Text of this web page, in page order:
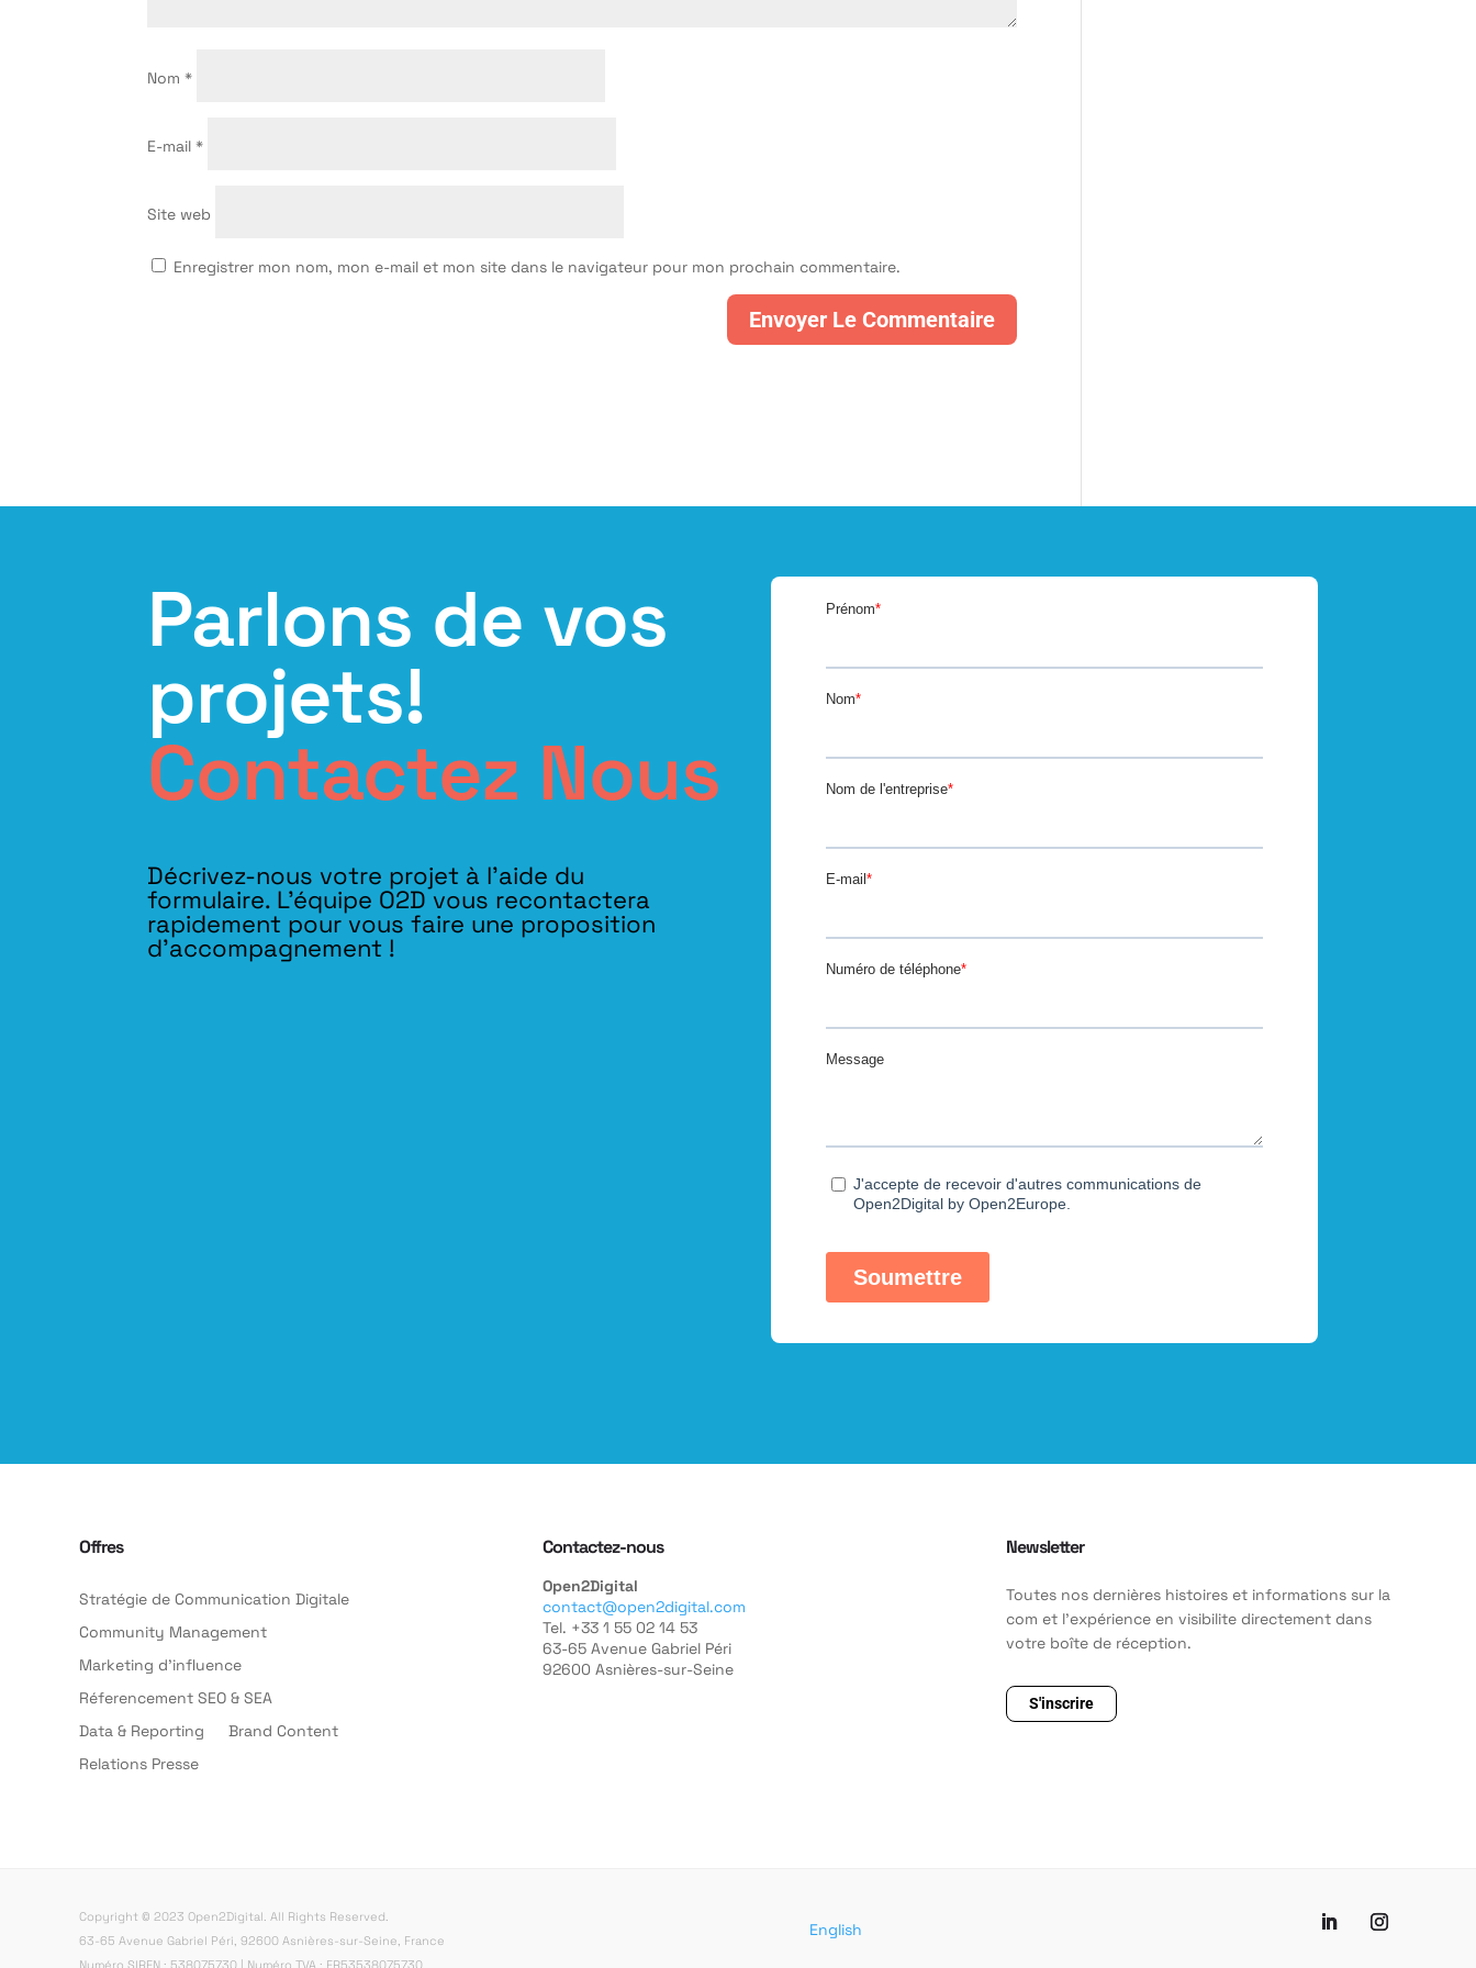
Nom*
E-mail*
Site web
Enregistrer mon nom, mon e-mail et mon site dans le navigateur pour mon prochain commentaire.
Parlons de vos
projets!
Contactez Nous
Décrivez-nous votre projet à l’aide du
formulaire. L'équipe O2D vous recontactera
rapidement pour vous faire une proposition
d’accompagnement !
Offres
Stratégie de Communication Digitale
Community Management
Marketing d’influence
Réferencement SEO & SEA
Data & Reporting
Brand Content
Relations Presse
Contactez-nous
Open2Digital
contact@open2digital.com
Tel. +33 1 55 02 14 53
63-65 Avenue Gabriel Péri
92600 Asnières-sur-Seine
Newsletter
Toutes nos dernières histoires et informations sur la
com et l'expérience en visibilite directement dans
votre boîte de réception.
S'inscrire
Copyright © 2023 Open2Digital. All Rights Reserved.
63-65 Avenue Gabriel Péri, 92600 Asnières-sur-Seine, France
Numéro SIREN : 538075730 | Numéro TVA : FR53538075730
English